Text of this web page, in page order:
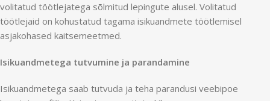
volitatud töötlejatega sõlmitud lepingute alusel. Volitatud
töötlejaid on kohustatud tagama isikuandmete töötlemisel
asjakohased kaitsemeetmed.
Isikuandmetega tutvumine ja parandamine
Isikuandmetega saab tutvuda ja teha parandusi veebipoe